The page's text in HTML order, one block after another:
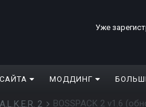
Уже
МОДДИНГ
2 BOSSPACK 2 v1.6